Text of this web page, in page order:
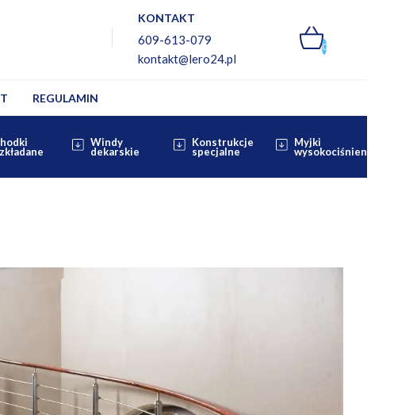
KONTAKT
609-613-079
kontakt@lero24.pl
0
REGULAMIN
Windy
dekarskie
Konstrukcje
specjalne
Myjki
wysokociśnieniowe